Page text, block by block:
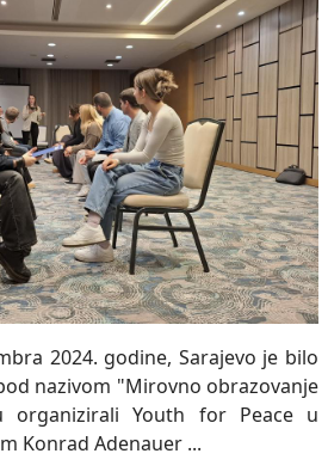
2024. godine, Sarajevo je bilo
nazivom "Mirovno obrazovanje
organizirali Youth for Peace u
Konrad Adenauer ...